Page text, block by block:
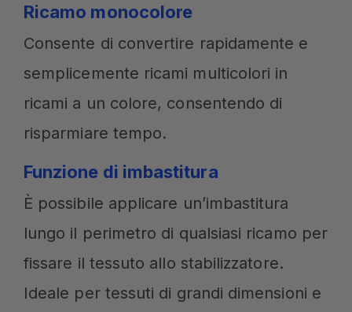
Ricamo monocolore
Consente di convertire rapidamente e
semplicemente ricami multicolori in
ricami a un colore, consentendo di
risparmiare tempo.
Funzione di imbastitura
È possibile applicare un’imbastitura
lungo il perimetro di qualsiasi ricamo per
fissare il tessuto allo stabilizzatore.
Ideale per tessuti di grandi dimensioni e